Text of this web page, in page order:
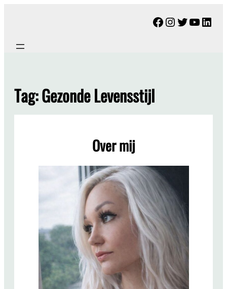
inhoud
Facebook
Instagram
Twitter
Tag:Gezonde Levensstijl
Over mij